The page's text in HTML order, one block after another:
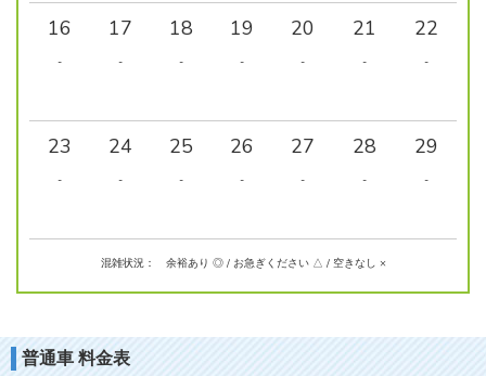
16
-
17
-
18
-
19
-
20
-
21
-
22
-
23
-
24
-
25
-
26
-
27
-
28
-
29
-
混雑状況： 余裕あり ◎ / お急ぎください △ / 空きなし ×
普通車 料金表